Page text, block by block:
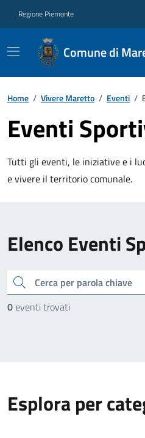
Regione Piemonte
Comune di
Home / Vivere Maretto / Eventi /
Eventi
Tutti gli eventi, le iniziative e i
e vivere il territorio comunale.
Elenco Eventi
cerca
0eventi trovati
Esplora per